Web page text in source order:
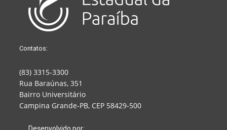
Contatos:
(83) 3315-3300
Rua Baraúnas, 351
Bairro Universitário
Campina Grande-PB, CEP 58429-500